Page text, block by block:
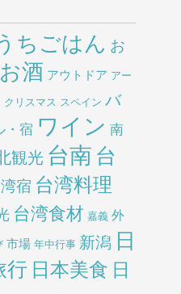
ちごはん お
お酒 アウトドア アー
クリスマス スペイン バ
・宿 ワイン 南
観光 台南 台
宿 台湾料理
台湾食材 嘉義 外
市場 年中行事 新潟 日
行 日本美食 日